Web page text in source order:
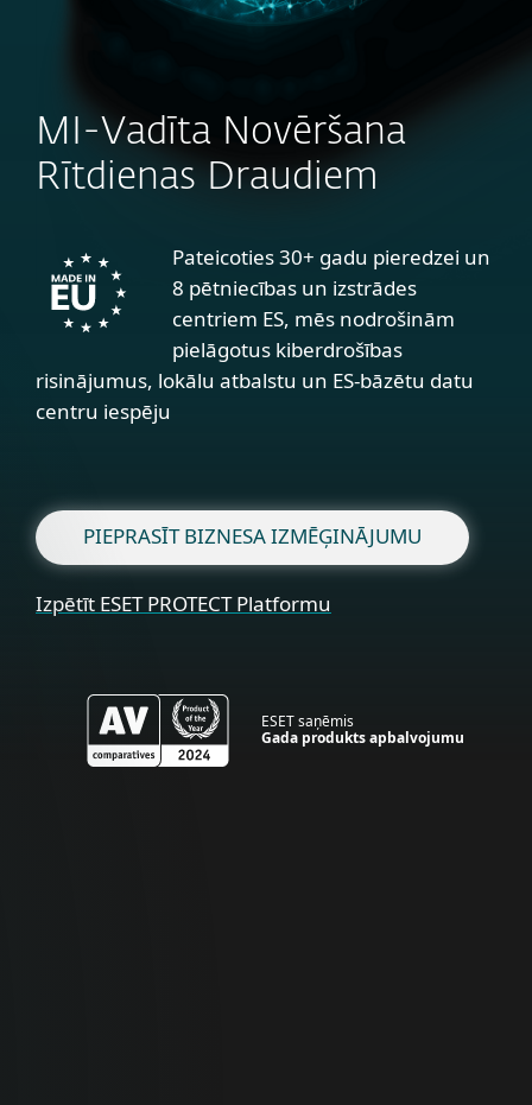
MI-Vadīta Novēršana
Rītdienas Draudiem
Pateicoties 30+ gadu pieredzei un
8 pētniecības un izstrādes
centriem ES, mēs nodrošinām
pielāgotus kiberdrošības
risinājumus, lokālu atbalstu un ES-bāzētu datu
centru iespēju
PIEPRASĪT BIZNESA IZMĒĢINĀJUMU
Izpētīt ESET PROTECT Platformu
ESET saņēmis
Gada produkts apbalvojumu